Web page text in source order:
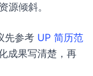
源倾斜。
先参考 UP 简历范
成果写清楚，再